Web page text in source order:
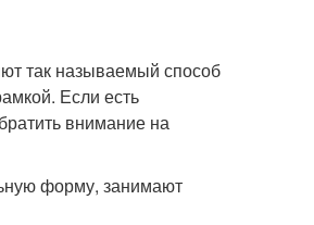
так называемый способ
Если есть
внимание на
форму, занимают